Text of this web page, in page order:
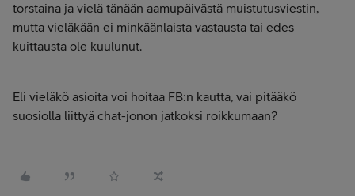
torstaina ja vielä tänään aamupäivästä muistutusviestin,
mutta vieläkään ei minkäänlaista vastausta tai edes
kuittausta ole kuulunut.
Eli vieläkö asioita voi hoitaa FB:n kautta, vai pitääkö
suosiolla liittyä chat-jonon jatkoksi roikkumaan?